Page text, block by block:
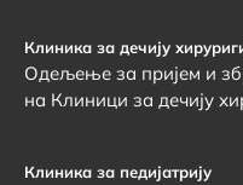
Клиника за дечију
Одељење за пријем и
на Клиници за дечију
Клиника за педијатрију